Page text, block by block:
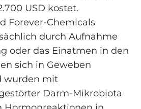
USD kostet.
Forever-Chemicals
durch Aufnahme
oder das Einatmen in den
sich in Geweben
wurden mit
Darm-Mikrobiota